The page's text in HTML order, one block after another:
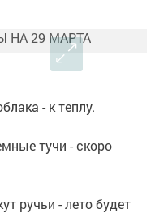
- к теплу.
тучи - скоро
ручьи - лето будет